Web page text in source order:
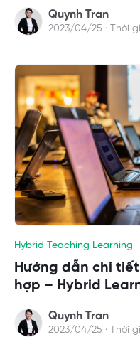
Quynh Tran
2023/04/25 · Thời
Hybrid Teaching Learning
Hướng dẫn chi
hợp – Hybrid
Quynh Tran
2023/04/25 · Thời